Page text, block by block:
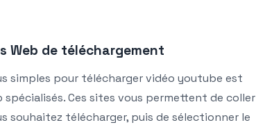
Web de téléchargement
simples pour télécharger vidéo youtube est
spécialisés. Ces sites vous permettent de coller
souhaitez télécharger, puis de sélectionner le